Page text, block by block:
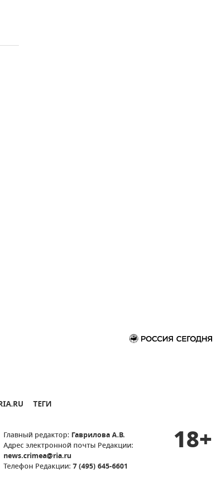
ТЕГИ
Главный редактор: Гаврилова А.В.
Адрес электронной почты Редакции:
news.crimea@ria.ru
Телефон Редакции: 7 (495) 645-6601
18+